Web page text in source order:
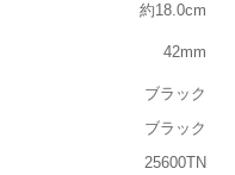
約18.0cm
42mm
ブラック
ブラック
25600TN
大きい